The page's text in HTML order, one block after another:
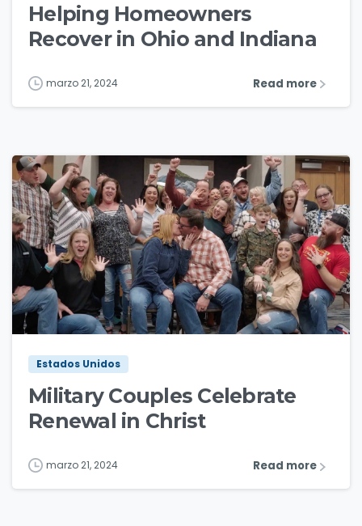
Helping Homeowners
Recover in Ohio and Indiana
marzo 21, 2024 Read more
8
Estados Unidos
Military Couples Celebrate
Renewal in Christ
marzo 21, 2024 Read more